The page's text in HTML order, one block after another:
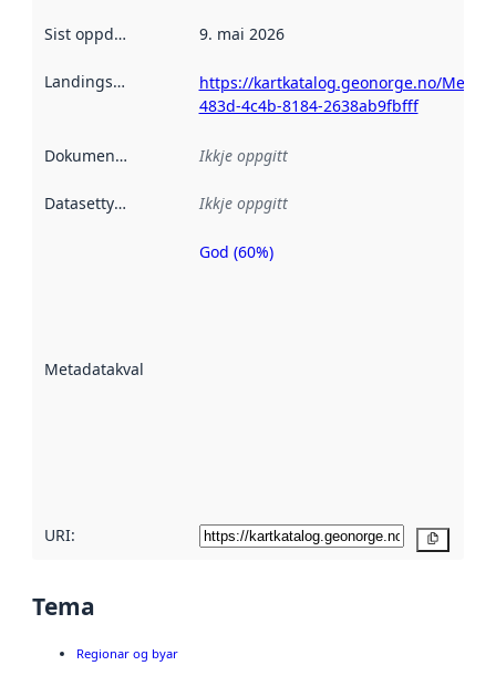
Sist oppdatert 9. mai 2026
Landingsside
https://kartkatalog.geonorge.no/
483d-4c4b-8184-2638ab9fbfff
Dokumentasjon Ikkje oppgitt
Datasettype Ikkje oppgitt
Metadatakvalitet
Metadatakvalitet
God (60%)
URI:
Tema
Regionar og byar